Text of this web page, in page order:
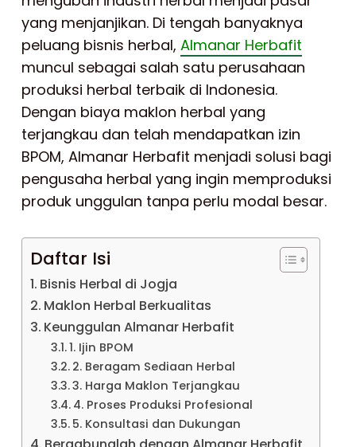
yang menjanjikan. Di tengah banyaknya
peluang bisnis herbal, Almanar Herbafit
muncul sebagai salah satu perusahaan
produksi herbal terbaik di Indonesia.
Dengan biaya maklon herbal yang
terjangkau dan telah mendapatkan izin
BPOM, Almanar Herbafit menjadi solusi bagi
pengusaha herbal yang ingin memproduksi
produk unggulan tanpa perlu modal besar.
Daftar Isi
Bisnis Herbal di Jogja
Maklon Herbal Berkualitas
Keunggulan Almanar Herbafit
1. Ijin BPOM
2. Beragam Sediaan Herbal
3. Harga Maklon Terjangkau
4. Proses Produksi Profesional
5. Konsultasi dan Dukungan